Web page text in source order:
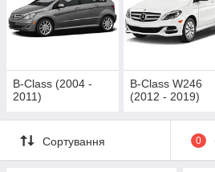
B-Class (2004 -
2011)
B-Class W246
(2012 - 2019)
Сортування 0